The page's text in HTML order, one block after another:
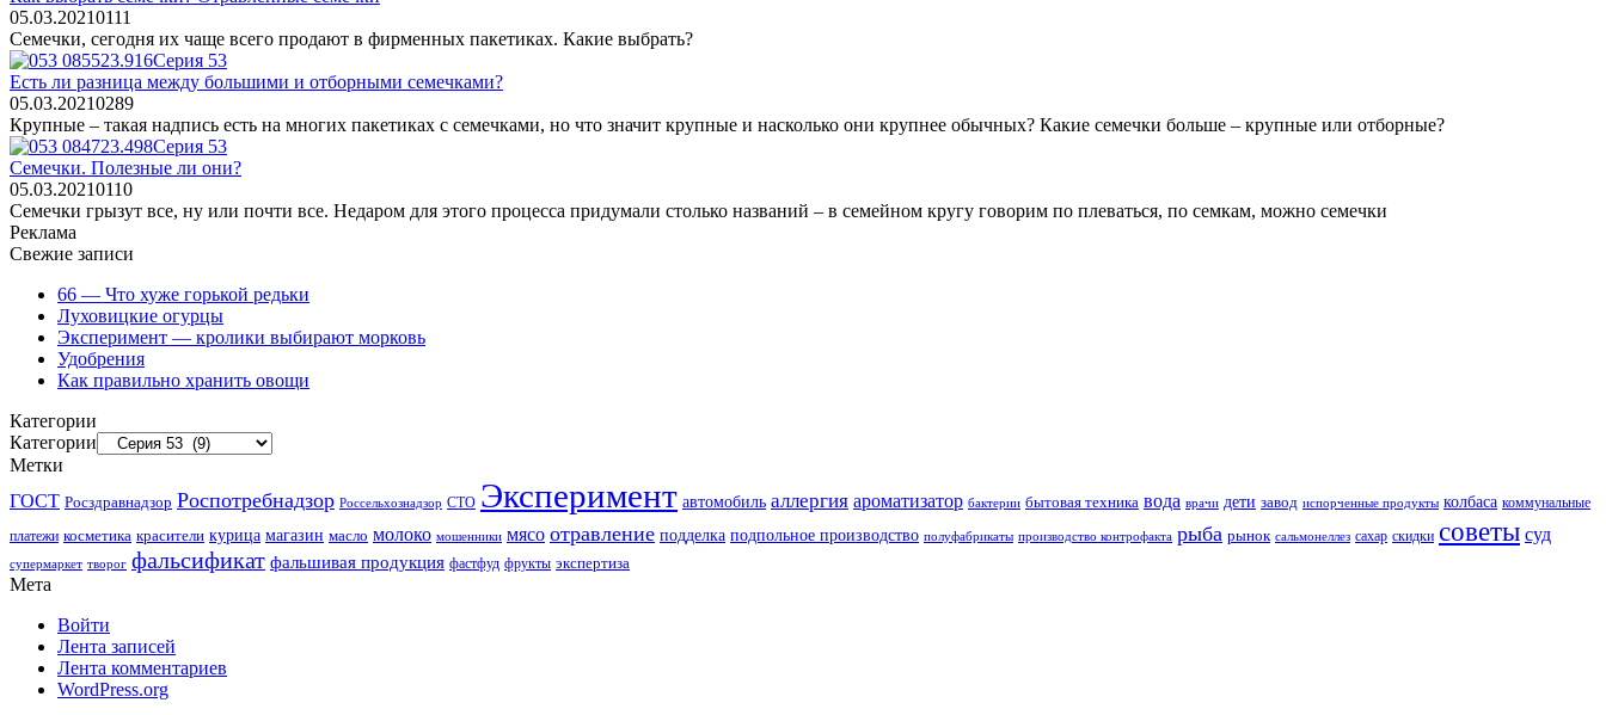
05.03.20210111
Семечки, сегодня их чаще всего продают в фирменных пакетиках. Какие выбрать?
Серия 53
Есть ли разница между большими и отборными семечками?
05.03.20210289
Крупные – такая надпись есть на многих пакетиках с семечками, но что значит крупные и насколько они крупнее обычных? Какие семечки больше – крупные или отборные?
Серия 53
Семечки. Полезные ли они?
05.03.20210110
Семечки грызут все, ну или почти все. Недаром для этого процесса придумали столько названий – в семейном кругу говорим по плеваться, по семкам, можно семечки
Реклама
Свежие записи
66 — Что хуже горькой редьки
Луховицкие огурцы
Эксперимент — кролики выбирают морковь
Удобрения
Как правильно хранить овощи
Категории
Категории
Метки
ГОСТ Росздравнадзор Роспотребнадзор Россельхознадзор СТО Эксперимент автомобиль аллергия ароматизатор бактерии бытовая техника вода врачи дети завод испорченные продукты колбаса коммунальные
платежи косметика красители курица магазин масло молоко мошенники мясо отравление подделка подпольное производство полуфабрикаты производство контрофакта рыба рынок сальмонеллез сахар скидки советы суд
супермаркет творог фальсификат фальшивая продукция фастфуд фрукты экспертиза
Мета
Войти
Лента записей
Лента комментариев
WordPress.org